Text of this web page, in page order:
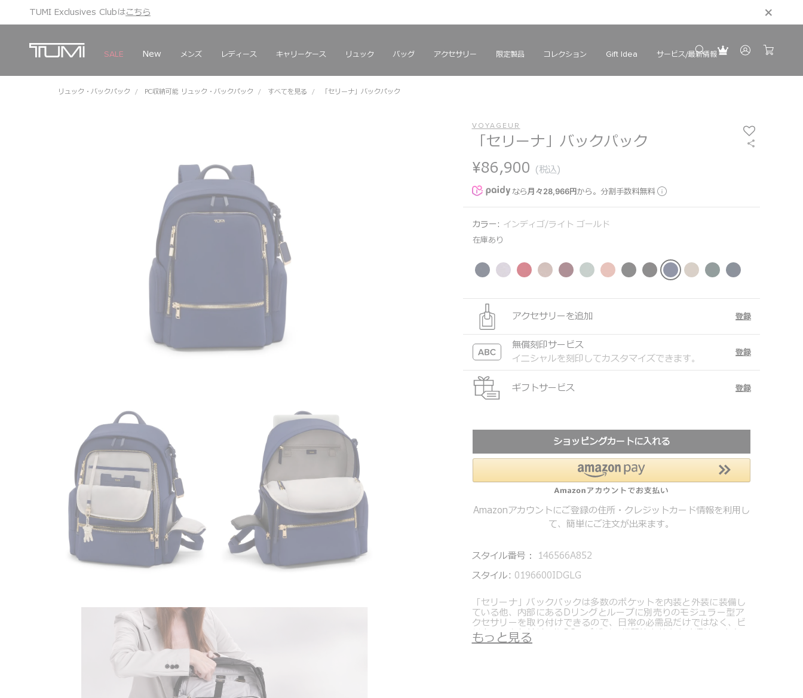
こちら
TUMI Exclusives Clubはこちら
SALE New メンズ レディース キャリーケース リュック バッグ アクセサリー 限定製品 コレクション Gift Idea サービス/最新情報
リュック・バックパック PC収納可能 リュック・バックパック すべてを見る 「セリーナ」バックパック
VOYAGEUR
「セリーナ」バックパック
¥86,900 (税込)
なら月々28,966円から。分割手数料無料
カラー: インディゴ/ライト ゴールド
在庫あり
アクセサリーを追加 登録
無償刻印サービス
イニシャルを刻印してカスタマイズできます。
登録
ギフトサービス 登録
ショッピングカートに入れる
Amazonアカウントにご登録の住所・クレジットカード情報を利用し
て、簡単にご注文が出来ます。
スタイル番号： 146566A852
スタイル: 0196600IDGLG
「セリーナ」バックパックは多数のポケットを内装と外装に装備し
ている他、内部にあるDリングとループに別売りのモジュラー型ア
クセサリーを取り付けできるので、日常の必需品だけではなく、ビ
ジネスアクセサリーやPC、デバイス機器等を効率よく収納できま
す。またペットボトルなどを収納できる防水加工を施したポケッ
もっと見る